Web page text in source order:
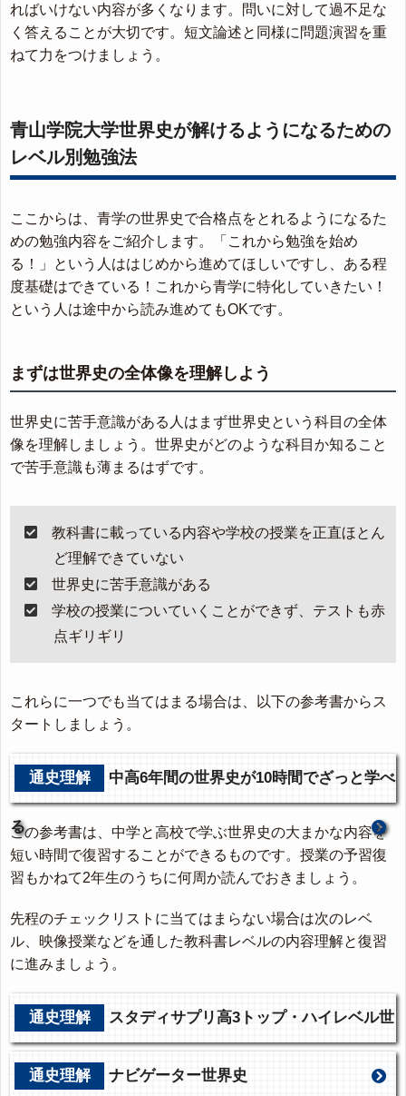
ればいけない内容が多くなります。問いに対して過不足な
く答えることが大切です。短文論述と同様に問題演習を重
ねて力をつけましょう。
青山学院大学世界史が解けるようになるための
レベル別勉強法
ここからは、青学の世界史で合格点をとれるようになるた
めの勉強内容をご紹介します。「これから勉強を始め
る！」という人ははじめから進めてほしいですし、ある程
度基礎はできている！これから青学に特化していきたい！
という人は途中から読み進めてもOKです。
まずは世界史の全体像を理解しよう
世界史に苦手意識がある人はまず世界史という科目の全体
像を理解しましょう。世界史がどのような科目か知ること
で苦手意識も薄まるはずです。
教科書に載っている内容や学校の授業を正直ほとん
ど理解できていない
世界史に苦手意識がある
学校の授業についていくことができず、テストも赤
点ギリギリ
これらに一つでも当てはまる場合は、以下の参考書からス
タートしましょう。
通史理解 中高6年間の世界史が10時間でざっと学べ
る
この参考書は、中学と高校で学ぶ世界史の大まかな内容を
短い時間で復習することができるものです。授業の予習復
習もかねて2年生のうちに何周か読んでおきましょう。
先程のチェックリストに当てはまらない場合は次のレベ
ル、映像授業などを通した教科書レベルの内容理解と復習
に進みましょう。
通史理解 スタディサプリ高3トップ・ハイレベル世
界史
通史理解 ナビゲーター世界史